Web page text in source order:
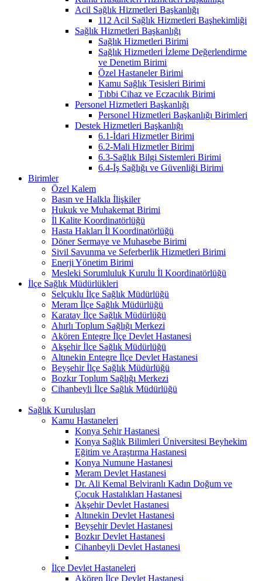
Acil Sağlık Hizmetleri Başkanlığı
112 Acil Sağlık Hizmetleri Başhekimliği
Sağlık Hizmetleri Başkanlığı
Sağlık Hizmetleri Birimi
Sağlık Hizmetleri İzleme Değerlendirme
ve Denetim Birimi
Özel Hastaneler Birimi
Kamu Sağlık Tesisleri Birimi
Tıbbi Cihaz ve Eczacılık Birimi
Personel Hizmetleri Başkanlığı
Personel Hizmetleri Başkanlığı Birimleri
Destek Hizmetleri Başkanlığı
6.1-İdari Hizmetler Birimi
6.2-Mali Hizmetler Birimi
6.3-Sağlık Bilgi Sistemleri Birimi
6.4-İş Sağlığı ve Güvenliği Birimi
Birimler
Özel Kalem
Basın ve Halkla İlişkiler
Hukuk ve Muhakemat Birimi
İl Kalite Koordinatörlüğü
Hasta Hakları İl Koordinatörlüğü
Döner Sermaye ve Muhasebe Birimi
Sivil Savunma ve Seferberlik Hizmetleri Birimi
Enerji Yönetim Birimi
Mesleki Sorumluluk Kurulu İl Koordinatörlüğü
İlçe Sağlık Müdürlükleri
Selçuklu İlçe Sağlık Müdürlüğü
Meram İlçe Sağlık Müdürlüğü
Karatay İlçe Sağlık Müdürlüğü
Ahırlı Toplum Sağlığı Merkezi
Akören Entegre İlçe Devlet Hastanesi
Akşehir İlçe Sağlık Müdürlüğü
Altınekin Entegre İlçe Devlet Hastanesi
Beyşehir İlçe Sağlık Müdürlüğü
Bozkır Toplum Sağlığı Merkezi
Cihanbeyli İlçe Sağlık Müdürlüğü
Sağlık Kuruluşları
Kamu Hastaneleri
Konya Şehir Hastanesi
Konya Sağlık Bilimleri Üniversitesi Beyhekim
Eğitim ve Araştırma Hastanesi
Konya Numune Hastanesi
Meram Devlet Hastanesi
Dr. Ali Kemal Belviranlı Kadın Doğum ve
Çocuk Hastalıkları Hastanesi
Akşehir Devlet Hastanesi
Altınekin Devlet Hastanesi
Beyşehir Devlet Hastanesi
Bozkır Devlet Hastanesi
Cihanbeyli Devlet Hastanesi
İlçe Devlet Hastaneleri
Akören İlçe Devlet Hastanesi